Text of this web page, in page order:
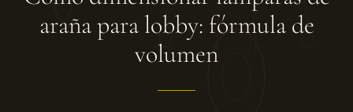
araña para lobby: fórmula de
volumen